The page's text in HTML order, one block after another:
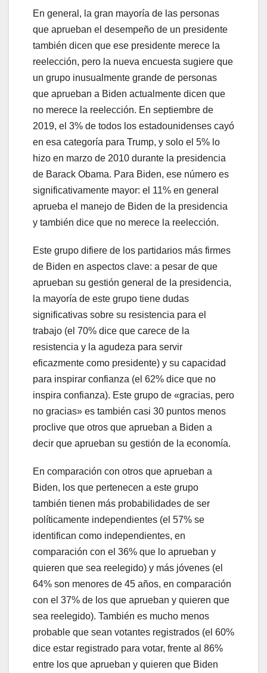
En general, la gran mayoría de las personas
que aprueban el desempeño de un presidente
también dicen que ese presidente merece la
reelección, pero la nueva encuesta sugiere que
un grupo inusualmente grande de personas
que aprueban a Biden actualmente dicen que
no merece la reelección. En septiembre de
2019, el 3% de todos los estadounidenses cayó
en esa categoría para Trump, y solo el 5% lo
hizo en marzo de 2010 durante la presidencia
de Barack Obama. Para Biden, ese número es
significativamente mayor: el 11% en general
aprueba el manejo de Biden de la presidencia
y también dice que no merece la reelección.
Este grupo difiere de los partidarios más firmes
de Biden en aspectos clave: a pesar de que
aprueban su gestión general de la presidencia,
la mayoría de este grupo tiene dudas
significativas sobre su resistencia para el
trabajo (el 70% dice que carece de la
resistencia y la agudeza para servir
eficazmente como presidente) y su capacidad
para inspirar confianza (el 62% dice que no
inspira confianza). Este grupo de «gracias, pero
no gracias» es también casi 30 puntos menos
proclive que otros que aprueban a Biden a
decir que aprueban su gestión de la economía.
En comparación con otros que aprueban a
Biden, los que pertenecen a este grupo
también tienen más probabilidades de ser
políticamente independientes (el 57% se
identifican como independientes, en
comparación con el 36% que lo aprueban y
quieren que sea reelegido) y más jóvenes (el
64% son menores de 45 años, en comparación
con el 37% de los que aprueban y quieren que
sea reelegido). También es mucho menos
probable que sean votantes registrados (el 60%
dice estar registrado para votar, frente al 86%
entre los que aprueban y quieren que Biden